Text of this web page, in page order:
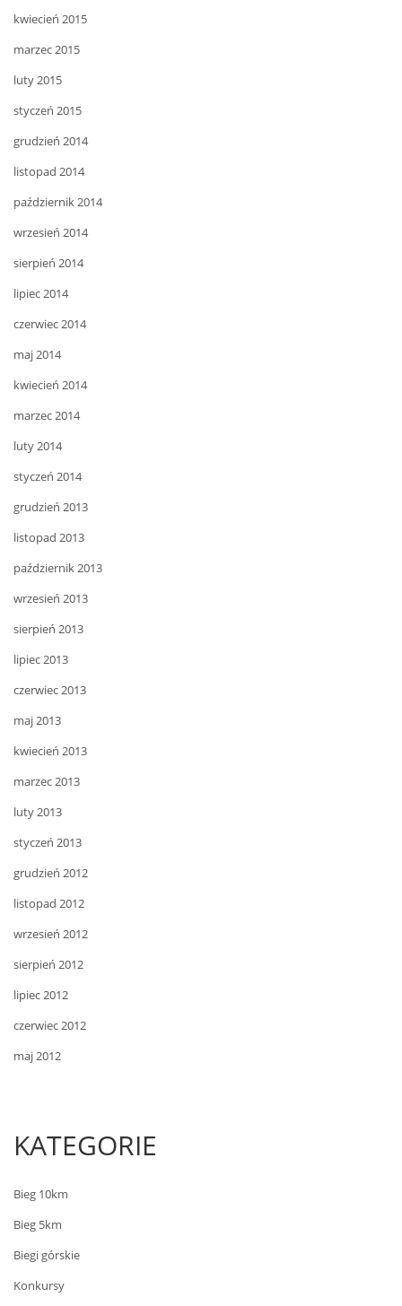
kwiecień 2015
marzec 2015
luty 2015
styczeń 2015
grudzień 2014
listopad 2014
październik 2014
wrzesień 2014
sierpień 2014
lipiec 2014
czerwiec 2014
maj 2014
kwiecień 2014
marzec 2014
luty 2014
styczeń 2014
grudzień 2013
listopad 2013
październik 2013
wrzesień 2013
sierpień 2013
lipiec 2013
czerwiec 2013
maj 2013
kwiecień 2013
marzec 2013
luty 2013
styczeń 2013
grudzień 2012
listopad 2012
wrzesień 2012
sierpień 2012
lipiec 2012
czerwiec 2012
maj 2012
KATEGORIE
Bieg 10km
Bieg 5km
Biegi górskie
Konkursy